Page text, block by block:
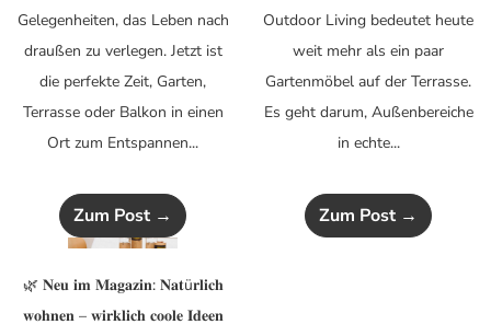
Gelegenheiten, das Leben nach
draußen zu verlegen. Jetzt ist
die perfekte Zeit, Garten,
Terrasse oder Balkon in einen
Ort zum Entspannen...
Zum Post →
Outdoor Living bedeutet heute
weit mehr als ein paar
Gartenmöbel auf der Terrasse.
Es geht darum, Außenbereiche
in echte...
Zum Post →
🌿 𝐍𝐞𝐮 𝐢𝐦 𝐌𝐚𝐠𝐚𝐳𝐢𝐧: 𝐍𝐚𝐭ü𝐫𝐥𝐢𝐜𝐡
𝐰𝐨𝐡𝐧𝐞𝐧 – 𝐰𝐢𝐫𝐤𝐥𝐢𝐜𝐡 𝐜𝐨𝐨𝐥𝐞 𝐈𝐝𝐞𝐞𝐧